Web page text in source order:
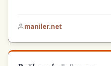
maniler.net